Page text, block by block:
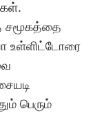
சமூகத்தை
உள்ளிட்டோரை
பெரும்